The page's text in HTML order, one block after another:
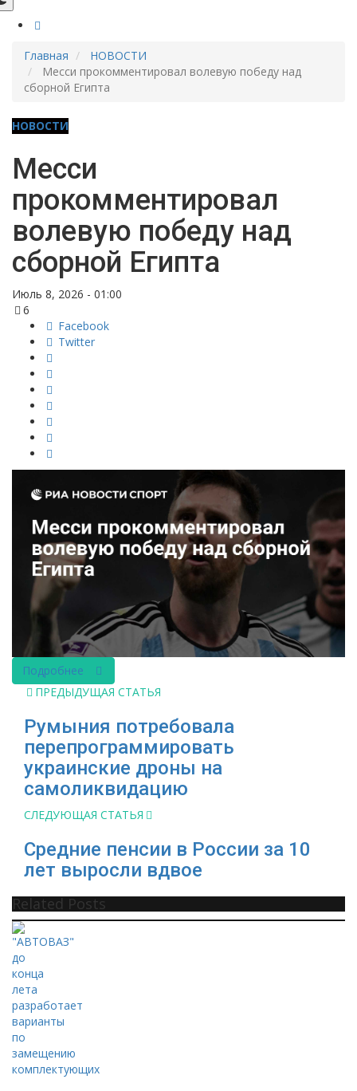
Главная
НОВОСТИ
Месси прокомментировал волевую победу над
сборной Египта
НОВОСТИ
Месси
прокомментировал
волевую победу над
сборной Египта
Июль 8, 2026 - 01:00
6
Facebook
Twitter
Подробнее
ПРЕДЫДУЩАЯ СТАТЬЯ
Румыния потребовала
перепрограммировать
украинские дроны на
самоликвидацию
СЛЕДУЮЩАЯ СТАТЬЯ
Средние пенсии в России за 10
лет выросли вдвое
Related Posts